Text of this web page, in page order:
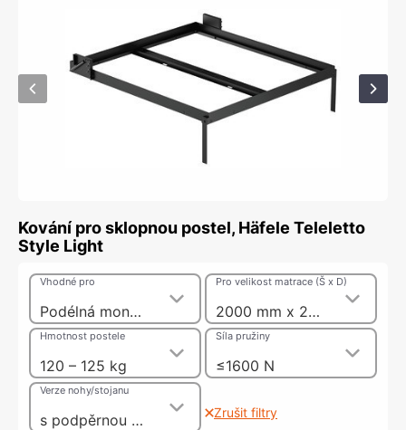
Kování pro sklopnou postel, Häfele Teleletto
Style Light
Podélná montáž postele
Vhodné pro
2000 mm x 2000 mm
Pro velikost matrace (Š x D)
120 – 125 kg
Hmotnost postele
≤1600 N
Síla pružiny
s podpěrnou nohou
Verze nohy/stojanu
Zrušit filtry